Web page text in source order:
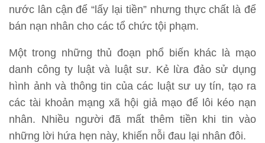
nước lân cận để “lấy lại tiền” nhưng thực chất là để
bán nạn nhân cho các tổ chức tội phạm.
Một trong những thủ đoạn phổ biến khác là mạo
danh công ty luật và luật sư. Kẻ lừa đảo sử dụng
hình ảnh và thông tin của các luật sư uy tín, tạo ra
các tài khoản mạng xã hội giả mạo để lôi kéo nạn
nhân. Nhiều người đã mất thêm tiền khi tin vào
những lời hứa hẹn này, khiến nỗi đau lại nhân đôi.